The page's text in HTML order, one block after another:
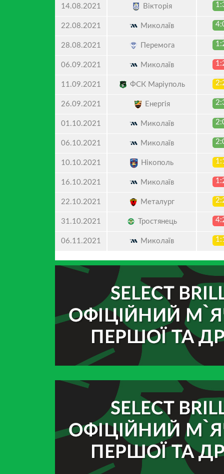
14.08.2021 Вікторія
22.08.2021 Миколаїв
28.08.2021 Перемога
06.09.2021 Миколаїв
11.09.2021 ФСК Маріуполь
26.09.2021 Енергія
01.10.2021 Миколаїв
06.10.2021 Миколаїв
10.10.2021 Нікополь
16.10.2021 Миколаїв
22.10.2021 Металург
31.10.2021 Тростянець
06.11.2021 Миколаїв